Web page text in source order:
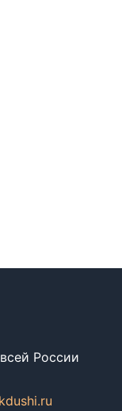
России